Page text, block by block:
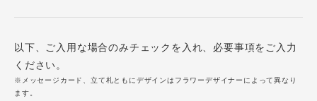
以下、ご入用な場合のみチェックを入れ、必要事項をご入力
ください。
※メッセージカード、立て札ともにデザインはフラワーデザイナーによって異なり
ます。